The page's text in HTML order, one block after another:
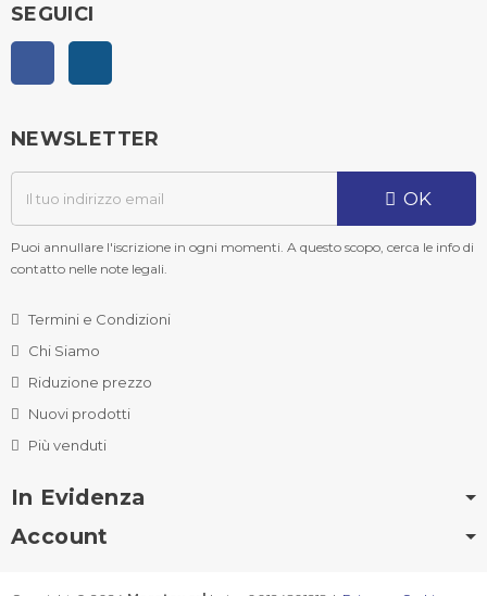
SEGUICI
NEWSLETTER
OK
Puoi annullare l'iscrizione in ogni momenti. A questo scopo, cerca le info di
contatto nelle note legali.
Termini e Condizioni
Chi Siamo
Riduzione prezzo
Nuovi prodotti
Più venduti
In Evidenza
Account